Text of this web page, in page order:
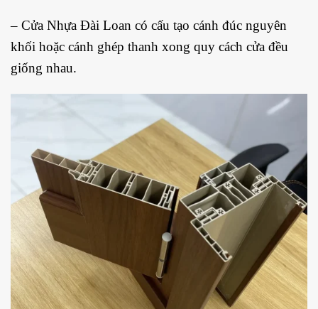
– Cửa Nhựa Đài Loan có cấu tạo cánh đúc nguyên
khối hoặc cánh ghép thanh xong quy cách cửa đều
giống nhau.